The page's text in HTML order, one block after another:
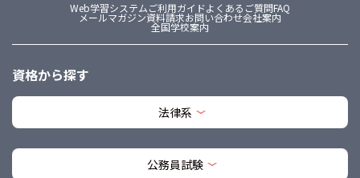
Web学習システムご利用ガイドよくあるご質問FAQ
メールマガジン資料請求お問い合わせ会社案内
全国学校案内
資格から探す
法律系
公務員試験